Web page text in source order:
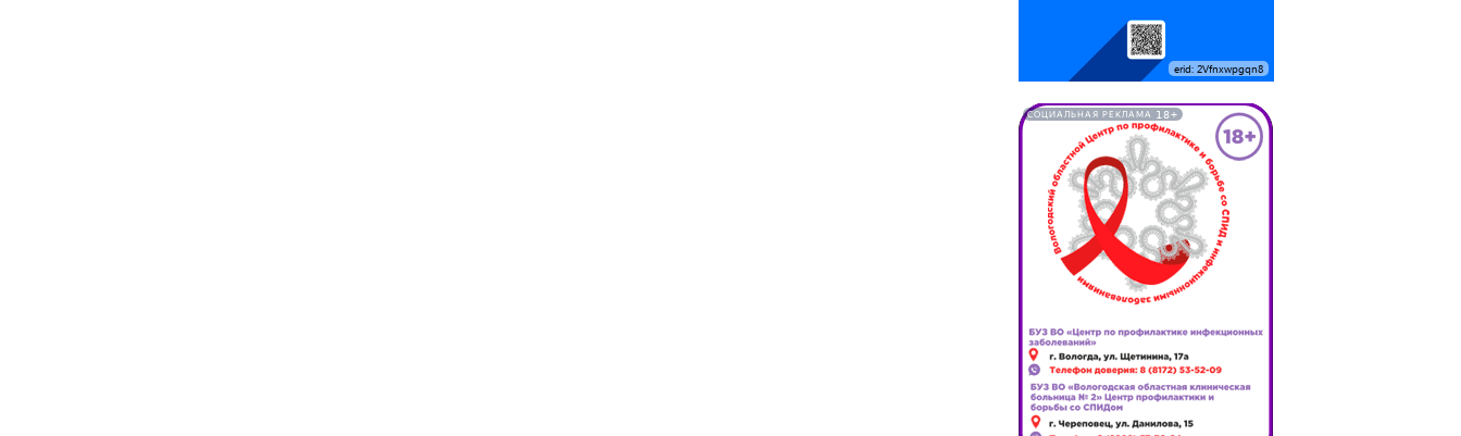
erid: 2Vfnxwpgqn8
СОЦИАЛЬНАЯ РЕКЛАМА 18+